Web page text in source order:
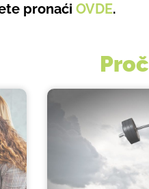
pronaći OVDE.